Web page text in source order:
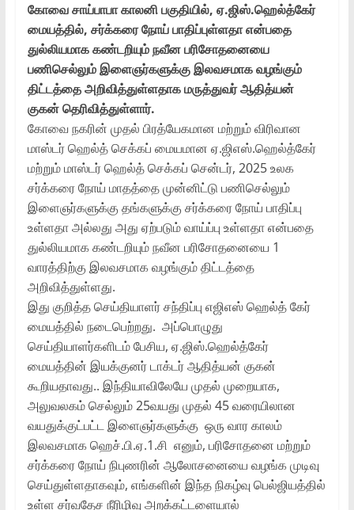
கோவை சாய்பாபா காலனி பகுதியில், ஏ.ஜிஸ்.ஹெல்த்கேர்
மையத்தில், சர்க்கரை நோய் பாதிப்புள்ளதா என்பதை
துல்லியமாக கண்டறியும் நவீன பரிசோதனையை
பணிசெல்லும் இளைஞர்களுக்கு இலவசமாக வழங்கும்
திட்டத்தை அறிவித்துள்ளதாக மருத்துவர் ஆதித்யன்
குகன் தெரிவித்துள்ளார்.
கோவை நகரின் முதல் பிரத்யேகமான மற்றும் விரிவான
மாஸ்டர் ஹெல்த் செக்கப் மையமான ஏ.ஜிஎஸ்.ஹெல்த்கேர்
மற்றும் மாஸ்டர் ஹெல்த் செக்கப் சென்டர், 2025 உலக
சர்க்கரை நோய் மாதத்தை முன்னிட்டு பணிசெல்லும்
இளைஞர்களுக்கு தங்களுக்கு சர்க்கரை நோய் பாதிப்பு
உள்ளதா அல்லது அது ஏற்படும் வாய்ப்பு உள்ளதா என்பதை
துல்லியமாக கண்டறியும் நவீன பரிசோதனையை 1
வாரத்திற்கு இலவசமாக வழங்கும் திட்டத்தை
அறிவித்துள்ளது.
இது குறித்த செய்தியாளர் சந்திப்பு எஜிஎஸ் ஹெல்த் கேர்
மையத்தில் நடைபெற்றது. அப்பொழுது
செய்தியாளர்களிடம் பேசிய, ஏ.ஜிஸ்.ஹெல்த்கேர்
மையத்தின் இயக்குனர் டாக்டர் ஆதித்யன் குகன்
கூறியதாவது.. இந்தியாவிலேயே முதல் முறையாக,
அலுவலகம் செல்லும் 25வயது முதல் 45 வரையிலான
வயதுக்குட்பட்ட இளைஞர்களுக்கு ஒரு வார காலம்
இலவசமாக ஹெச்.பி.ஏ.1.சி எனும், பரிசோதனை மற்றும்
சர்க்கரை நோய் நிபுணரின் ஆலோசனையை வழங்க முடிவு
செய்துள்ளதாகவும், எங்களின் இந்த நிகழ்வு பெல்ஜியத்தில்
உள்ள சர்வதேச நீரிழிவு அறக்கட்டளையால்